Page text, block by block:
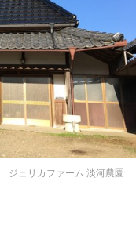
ジュリカファーム 淡河農園